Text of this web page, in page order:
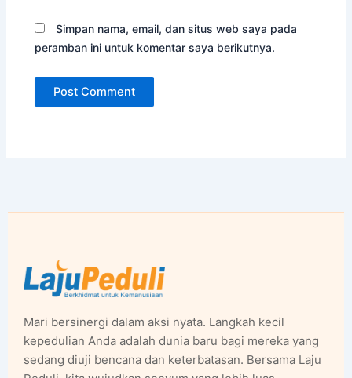
Simpan nama, email, dan situs web saya pada
peramban ini untuk komentar saya berikutnya.
Mari bersinergi dalam aksi nyata. Langkah kecil
kepedulian Anda adalah dunia baru bagi mereka yang
sedang diuji bencana dan keterbatasan. Bersama Laju